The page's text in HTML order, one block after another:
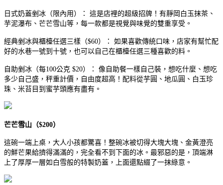
日式奶蓋剉冰（限內用）： 這是店裡的超級招牌！有靜岡白玉抹茶、
芋泥瀑布、芒芒雪山等，每一款都是視覺與味覺的雙重享受。
經典剉冰與櫃檯任選三樣（$60）： 如果喜歡傳統口味，店家有幫忙配
好的水巷一號到十號，也可以自己在櫃檯任選三種喜歡的料。
自助剉冰（每100公克 $20）： 像自助餐一樣自己裝，想吃什麼、想吃
多少自己盛，秤重計價，自由度超高！配料從芋圓、地瓜圓、白玉珍
珠、米苔目到蜜芋頭應有盡有。
芒芒雪山（$200）
這碗一端上桌，大人小孩都驚喜！整碗冰被切得大塊大塊、金黃澄亮
的鮮芒果給擠得滿滿的，完全看不到下面的冰。最邪惡的是，頂端淋
上了厚厚一層如白雪般的特製奶蓋，上面還點綴了一抹綠意。